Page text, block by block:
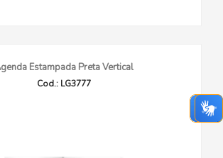
Estampada Preta Vertical
Cod.: LG3777